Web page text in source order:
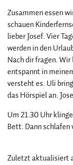
Zusammen essen
schauen
lieber Josef. Vier
werden in den
Nach dir fragen.
entspannt in
versteht es. Uli
das Hörspiel an.
Um 21.30 Uhr
Bett. Dann schlafen
Zuletzt aktualisiert